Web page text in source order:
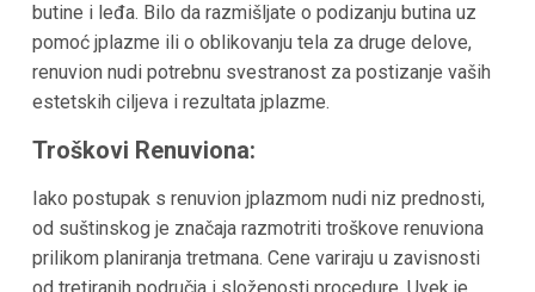
butine i leđa. Bilo da razmišljate o podizanju butina uz
pomoć jplazme ili o oblikovanju tela za druge delove,
renuvion nudi potrebnu svestranost za postizanje vaših
estetskih ciljeva i rezultata jplazme.
Troškovi Renuviona:
Iako postupak s renuvion jplazmom nudi niz prednosti,
od suštinskog je značaja razmotriti troškove renuviona
prilikom planiranja tretmana. Cene variraju u zavisnosti